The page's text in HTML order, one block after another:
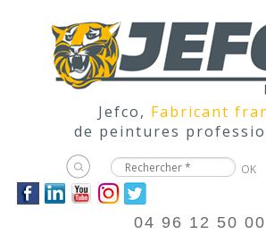
Jefco, Fabricant
de peintures
04 96 12 50 00